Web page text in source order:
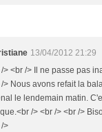
13/04/2012 21:29
> <br /> Il ne passe pas
> Nous avons refait la
le lendemain matin.
/> <br /> <br />
>